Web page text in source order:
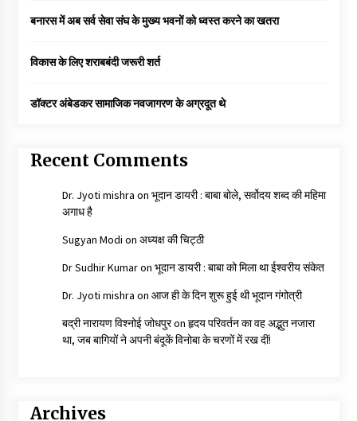
बनारस में अब सर्व सेवा संघ के मुख्य भवनों को ध्वस्त करने का खतरा
विकास के लिए शराबबंदी जरूरी शर्त
डॉक्टर अंबेडकर सामाजिक नवजागरण के अग्रदूत थे
Recent Comments
Dr. Jyoti mishra on भूदान डायरी : बाबा बोले, सर्वोदय शब्द की महिमा
अगाध है
Sugyan Modi on अध्यक्ष की चिट्ठी
Dr Sudhir Kumaron भूदान डायरी : बाबा को मिला था ईश्वरीय संकेत
Dr. Jyoti mishra on आज ही के दिन शुरू हुई थी भूदान गंगोत्री
बद्री नारायण विश्नोई जोधपुरon हृदय परिवर्तन का वह अद्भुत नजारा
था, जब बागियों ने अपनी बंदूकें विनोबा के चरणों में रख दीं!
Archives